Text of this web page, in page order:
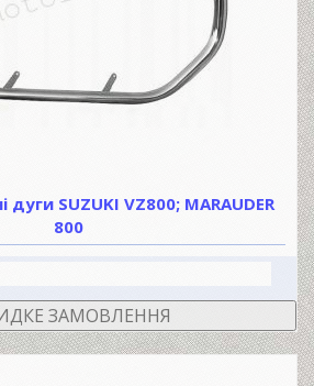
дуги SUZUKI VZ800; MARAUDER
800
ЗАМОВЛЕННЯ